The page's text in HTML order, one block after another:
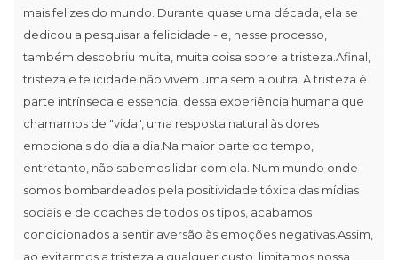
mais felizes do mundo. Durante quase uma década, ela se
dedicou a pesquisar a felicidade - e, nesse processo,
também descobriu muita, muita coisa sobre a tristeza.Afinal,
tristeza e felicidade não vivem uma sem a outra. A tristeza é
parte intrínseca e essencial dessa experiência humana que
chamamos de "vida", uma resposta natural às dores
emocionais do dia a dia.Na maior parte do tempo,
entretanto, não sabemos lidar com ela. Num mundo onde
somos bombardeados pela positividade tóxica das mídias
sociais e de coaches de todos os tipos, acabamos
condicionados a sentir aversão às emoções negativas.Assim,
ao evitarmos a tristeza a qualquer custo, limitamos nossa